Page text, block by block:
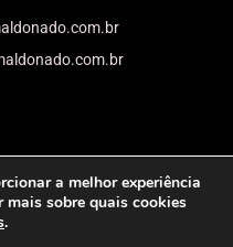
a melhor experiência
mais sobre quais cookies
.